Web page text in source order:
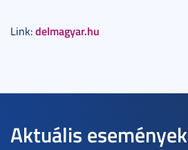
Link:delmagyar.hu
Aktuális események